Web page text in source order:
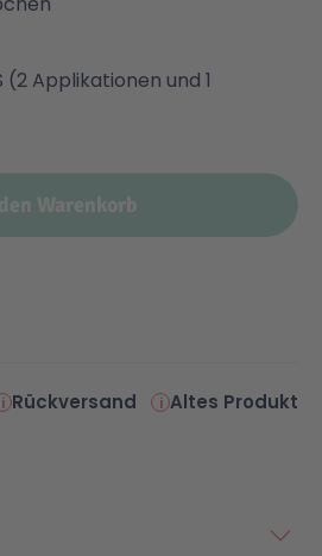
(2 Applikationen und 1
Warenkorb
Rückversand
Altes Produkt